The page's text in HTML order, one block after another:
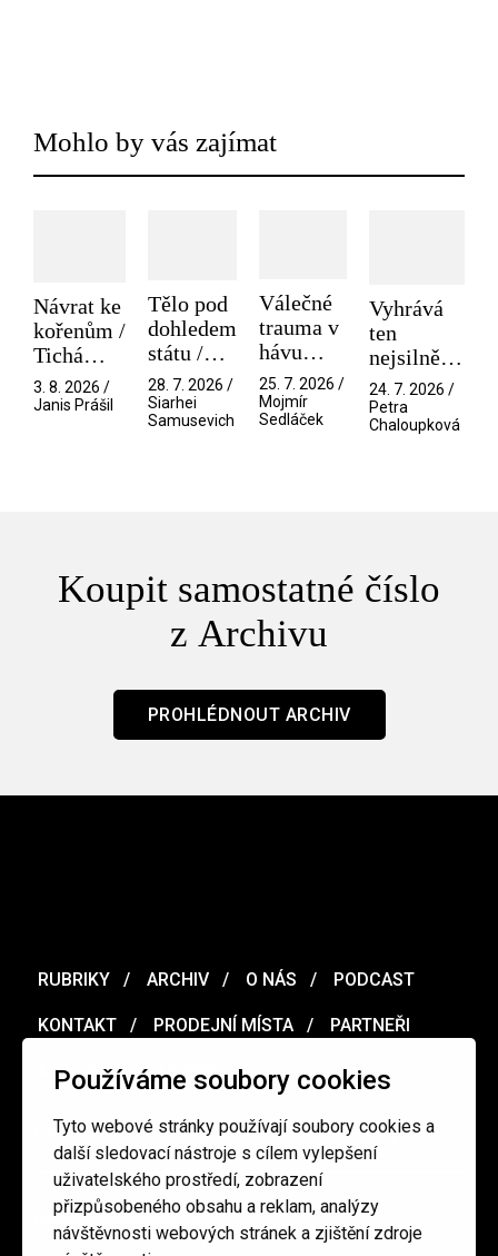
Používáme soubory cookies
Tyto webové stránky používají soubory cookies a
další sledovací nástroje s cílem vylepšení
uživatelského prostředí, zobrazení
přizpůsobeného obsahu a reklam, analýzy
návštěvnosti webových stránek a zjištění zdroje
Mohlo by vás zajímat
Návrat ke
kořenům /
Tichá
přítelkyně
3. 8. 2026 /
Janis Prášil
Tělo pod
dohledem
státu /
Pramen
28. 7. 2026 /
Siarhei
Samusevich
Válečné
trauma v
hávu
spektáklu
/ Odyssea
25. 7. 2026 /
Mojmír
Sedláček
Vyhrává
ten
nejsilnější
/ V nitru
manosféry
24. 7. 2026 /
Petra
Chaloupková
Koupit samostatné číslo
z Archivu
PROHLÉDNOUT ARCHIV
RUBRIKY ARCHIV O NÁS PODCAST
KONTAKT PRODEJNÍ MÍSTA PARTNEŘI
MERCH VOUCHER
Ochrana osobních údajů / Obchodní podmínky
redakce@cinepur.cz